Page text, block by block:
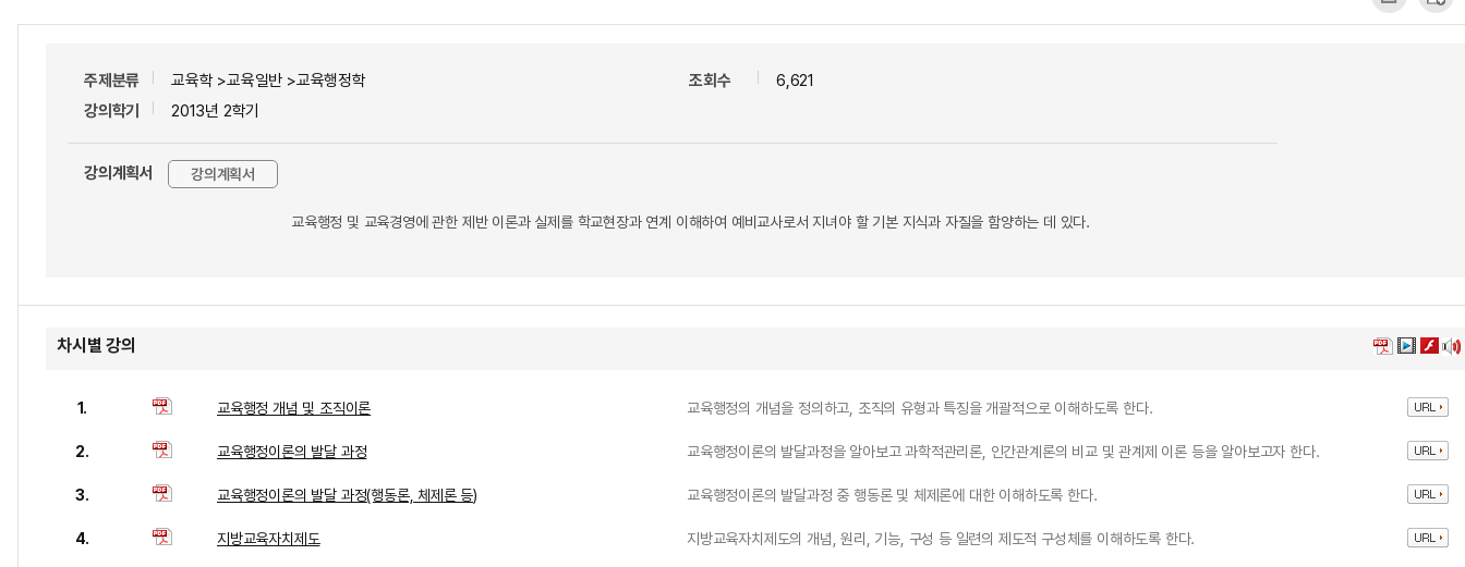
주제분류
교육학 >교육일반 >교육행정학
강의학기
2013년 2학기
조회수 6,621
강의계획서 강의계획서
교육행정 및 교육경영에 관한 제반 이론과 실제를 학교현장과 연계 이해하여 예비교사로서 지녀야 할 기본 지식과 자질을 함양하는 데 있다.
차시별 강의
1. 교육행정 개념 및 조직이론 교육행정의 개념을 정의하고, 조직의 유형과 특징을 개괄적으로 이해하도록 한다.
2. 교육행정이론의 발달 과정 교육행정이론의 발달과정을 알아보고 과학적관리론, 인간관계론의 비교 및 관계제 이론 등을 알아보고자 한다.
3. 교육행정이론의 발달 과정(행동론, 체제론 등) 교육행정이론의 발달과정 중 행동론 및 체제론에 대한 이해하도록 한다.
4. 지방교육자치제도 지방교육자치제도의 개념, 원리, 기능, 구성 등 일련의 제도적 구성체를 이해하도록 한다.